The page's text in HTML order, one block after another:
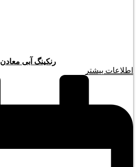
رنکینگ آبی معادن
اطلاعات بیشتر